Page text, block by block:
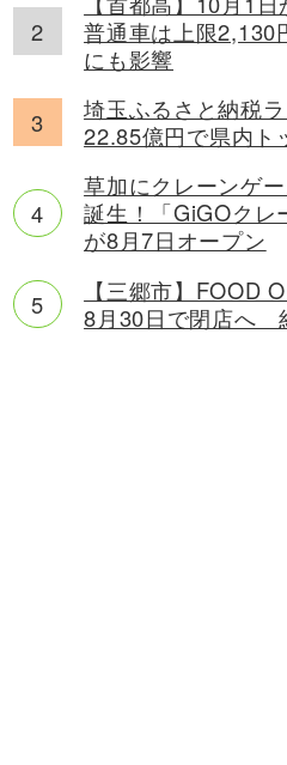
普通車は上限2,130
にも影響
埼玉ふるさと納税
22.85億円で県内ト
草加にクレーンゲ
誕生！「GiGOクレ
が8月7日オープン
【三郷市】FOOD
8月30日で閉店へ